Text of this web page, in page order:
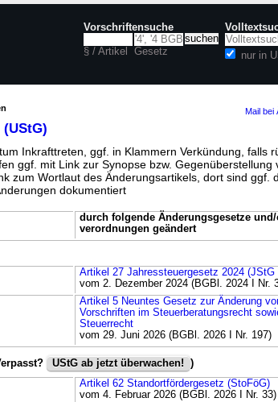
Vorschriftensuche
§ / Artikel Gesetz nur in
Mail bei
Inkrafttreten, ggf. in Klammern Verkündung, falls
ggf. mit Link zur Synopse bzw. Gegenüberstellung
zum Wortlaut des Änderungsartikels, dort sind ggf.
dokumentiert
durch folgende Änderungsgesetze
verordnungen geändert
Artikel 27 Jahressteuergesetz 2024 (JStG
vom 2. Dezember 2024 (BGBl. 2024 I Nr.
Artikel 5 Neuntes Gesetz zur Änderung
Vorschriften im Steuerberatungsrecht
Steuerrecht
vom 29. Juni 2026 (BGBl. 2026 I Nr. 197)
UStG ab jetzt überwachen!
)
Artikel 62 Standortfördergesetz (StoFöG)
vom 4. Februar 2026 (BGBl. 2026 I Nr. 33)